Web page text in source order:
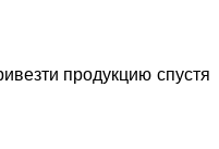
продукцию спустя